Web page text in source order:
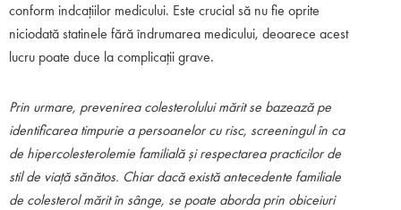
conform indcațiilor medicului. Este crucial să nu fie oprite
niciodată statinele fără îndrumarea medicului, deoarece acest
lucru poate duce la complicații grave.
Prin urmare, prevenirea colesterolului mărit se bazează pe
identificarea timpurie a persoanelor cu risc, screeningul în ca
de hipercolesterolemie familială și respectarea practicilor de
stil de viață sănătos. Chiar dacă există antecedente familiale
de colesterol mărit în sânge, se poate aborda prin obiceiuri